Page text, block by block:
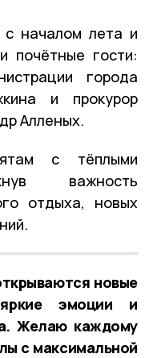
началом лета и
почётные гости:
города
и прокурор
Алленых.
с тёплыми
важность
отдыха, новых
новые
эмоции и
Желаю каждому
с максимальной